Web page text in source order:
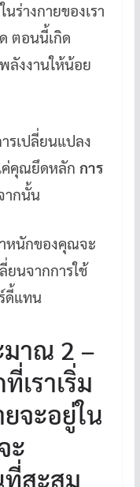
ร่างกายของเรา
ตอนนี้เกิด
ลังงานให้น้อย
รเปลี่ยนแปลง
ค่คุณยึดหลัก การ
ากนั้น
ำหนักของคุณจะ
ยนจากการใช้
ดี้แทน
มาณ 2 –
เราเริ่ม
ยจะอยู่ใน
ะ
ที่สะสม